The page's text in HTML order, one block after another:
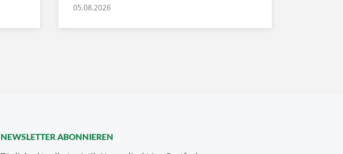
05.08.2026
NEWSLETTER ABONNIEREN